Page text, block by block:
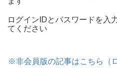
ログインIDとパスワードを入
てください
※非会員版の記事はこちら（